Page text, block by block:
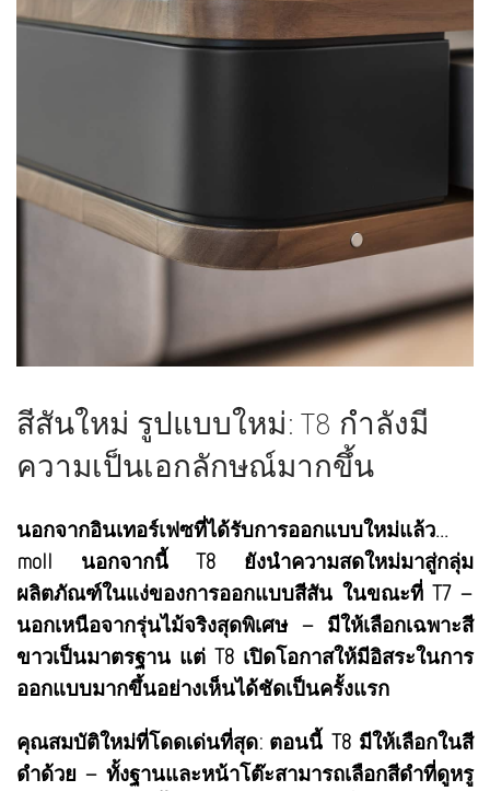
สีสันใหม่ รูปแบบใหม่: T8 กำลังมี
ความเป็นเอกลักษณ์มากขึ้น
นอกจากอินเทอร์เฟซที่ได้รับการออกแบบใหม่แล้ว...
moll นอกจากนี้ T8 ยังนำความสดใหม่มาสู่กลุ่ม
ผลิตภัณฑ์ในแง่ของการออกแบบสีสัน ในขณะที่ T7 –
นอกเหนือจากรุ่นไม้จริงสุดพิเศษ – มีให้เลือกเฉพาะสี
ขาวเป็นมาตรฐาน แต่ T8 เปิดโอกาสให้มีอิสระในการ
ออกแบบมากขึ้นอย่างเห็นได้ชัดเป็นครั้งแรก
คุณสมบัติใหม่ที่โดดเด่นที่สุด: ตอนนี้ T8 มีให้เลือกในสี
ดำด้วย – ทั้งฐานและหน้าโต๊ะสามารถเลือกสีดำที่ดูหรู